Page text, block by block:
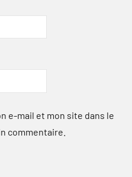
e-mail et mon site dans le
commentaire.